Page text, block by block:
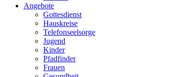
Angebote
Gottesdienst
Hauskreise
Telefonseelsorge
Jugend
Kinder
Pfadfinder
Frauen